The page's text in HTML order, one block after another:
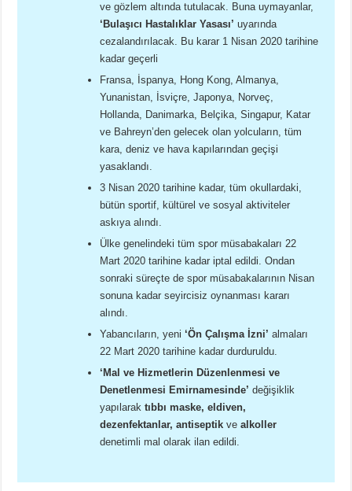
ve gözlem altında tutulacak. Buna uymayanlar,
‘Bulaşıcı Hastalıklar Yasası’ uyarında
cezalandırılacak. Bu karar 1 Nisan 2020 tarihine
kadar geçerli
Fransa, İspanya, Hong Kong, Almanya,
Yunanistan, İsviçre, Japonya, Norveç,
Hollanda, Danimarka, Belçika, Singapur, Katar
ve Bahreyn’den gelecek olan yolcuların, tüm
kara, deniz ve hava kapılarından geçişi
yasaklandı.
3 Nisan 2020 tarihine kadar, tüm okullardaki,
bütün sportif, kültürel ve sosyal aktiviteler
askıya alındı.
Ülke genelindeki tüm spor müsabakaları 22
Mart 2020 tarihine kadar iptal edildi. Ondan
sonraki süreçte de spor müsabakalarının Nisan
sonuna kadar seyircisiz oynanması kararı
alındı.
Yabancıların, yeni ‘Ön Çalışma İzni’ almaları
22 Mart 2020 tarihine kadar durduruldu.
‘Mal ve Hizmetlerin Düzenlenmesi ve
Denetlenmesi Emirnamesinde’ değişiklik
yapılarak tıbbı maske, eldiven,
dezenfektanlar, antiseptikvealkoller
denetimli mal olarak ilan edildi.